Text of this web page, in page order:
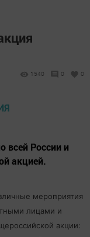
1540 0 0
всей России и
акцией.
мероприятия
лицами и
акции: